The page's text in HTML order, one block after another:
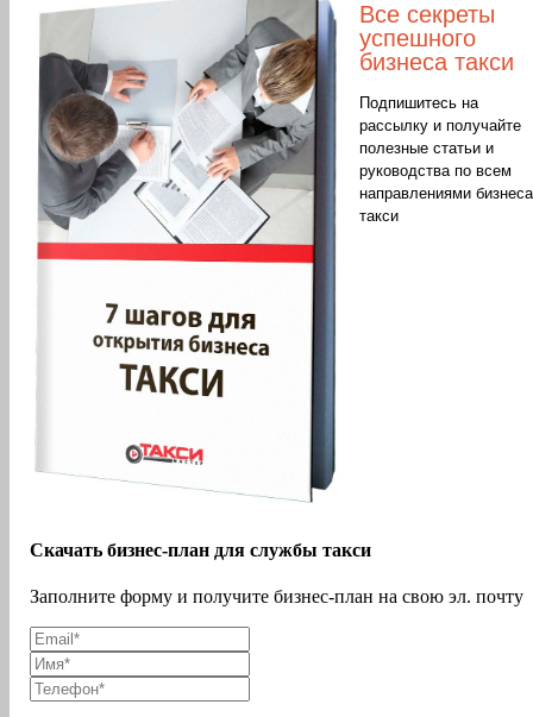
Скачать бизнес-план для службы такси
Заполните форму и получите бизнес-план на свою эл. почту
Все секреты
успешного
бизнеса такси
Подпишитесь на
рассылку и получайте
полезные статьи и
руководства по всем
направлениями бизнеса
такси